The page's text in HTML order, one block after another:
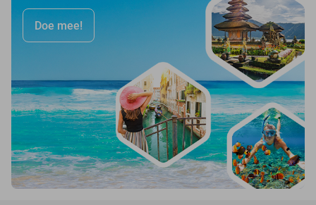
Doe mee!